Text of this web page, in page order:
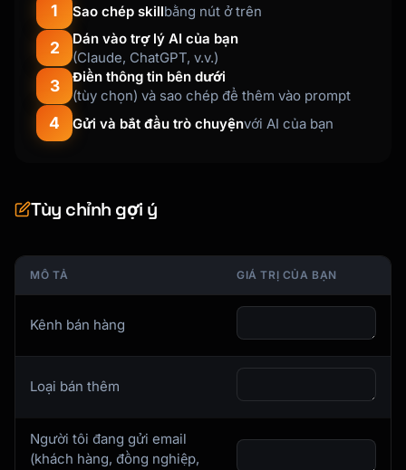
## Main Script
### Setup (Building Context)
"[Opening that acknowledges their
purchase/interest]"
### Bridge (Transition to Offer)
### Offer (Present the Upsell)
"[Specific value and benefits explained]"
### Close (Ask for the Yes)
"[Simple question to get commitment]"
## Objection Handlers
1 Sao chép skillbằng nút ở trên
2
Dán vào trợ lý AI của bạn
(Claude, ChatGPT, v.v.)
3
Điền thông tin bên dưới
(tùy chọn) và sao chép để thêm vào prompt
4 Gửi và bắt đầu trò chuyệnvới AI của bạn
Tùy chỉnh gợi ý
MÔ TẢ GIÁ TRỊ CỦA BẠN
Kênh bán hàng
Loại bán thêm
Người tôi đang gửi email
(khách hàng, đồng nghiệp,